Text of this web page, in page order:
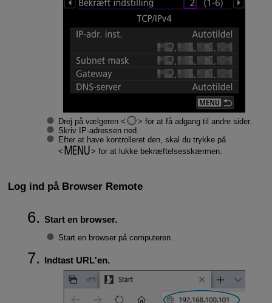
Drej på vælgeren
for at få adgang til andre sider.
Skriv IP-adressen ned.
Efter at have kontrolleret den, skal du trykke på
for at lukke bekræftelsesskærmen.
Log ind på Browser Remote
Start en browser.
Start en browser på computeren.
Indtast URL'en.